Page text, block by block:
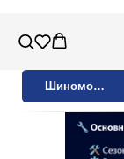
Шиномонтаж